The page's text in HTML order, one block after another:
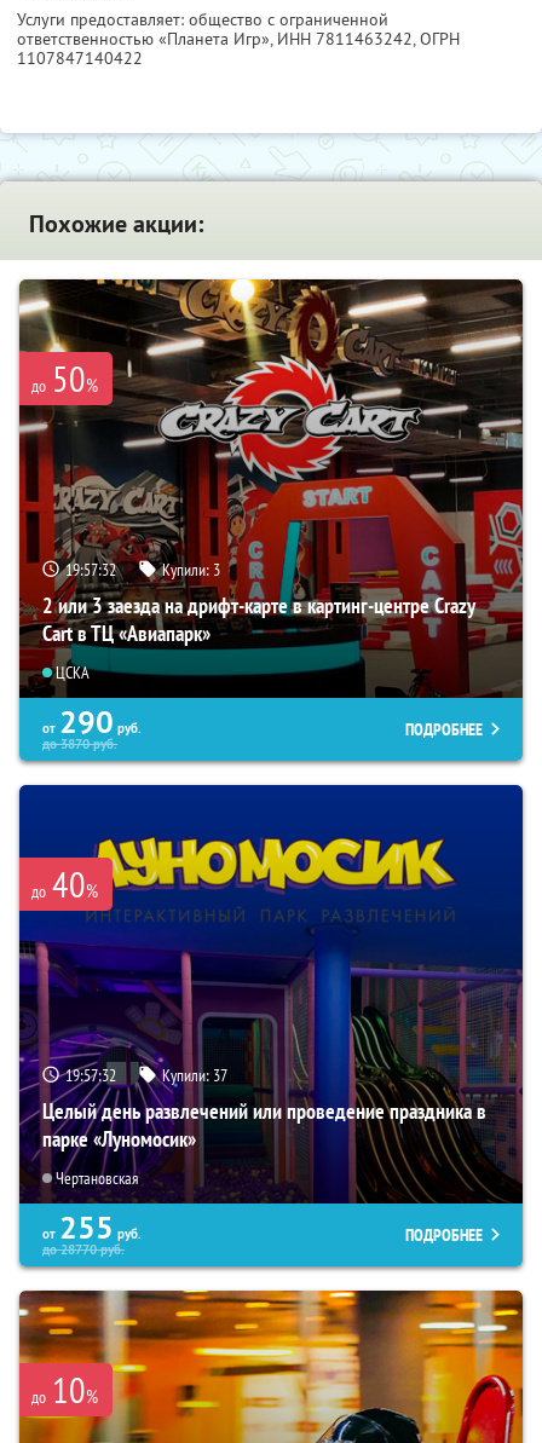
Услуги предоставляет: общество с ограниченной
ответственностью «Планета Игр», ИНН 7811463242, ОГРН
1107847140422
Похожие акции:
до 50%
19:57:31 Купили: 3
2 или 3 заезда на дрифт-карте в картинг-центре Crazy
Cart в ТЦ «Авиапарк»
ЦСКА
от 290 руб.
до3870руб.
ПОДРОБНЕЕ
до 40%
19:57:31 Купили: 37
Целый день развлечений или проведение праздника в
парке «Луномосик»
Чертановская
от 255 руб.
до28770руб.
ПОДРОБНЕЕ
до 10%